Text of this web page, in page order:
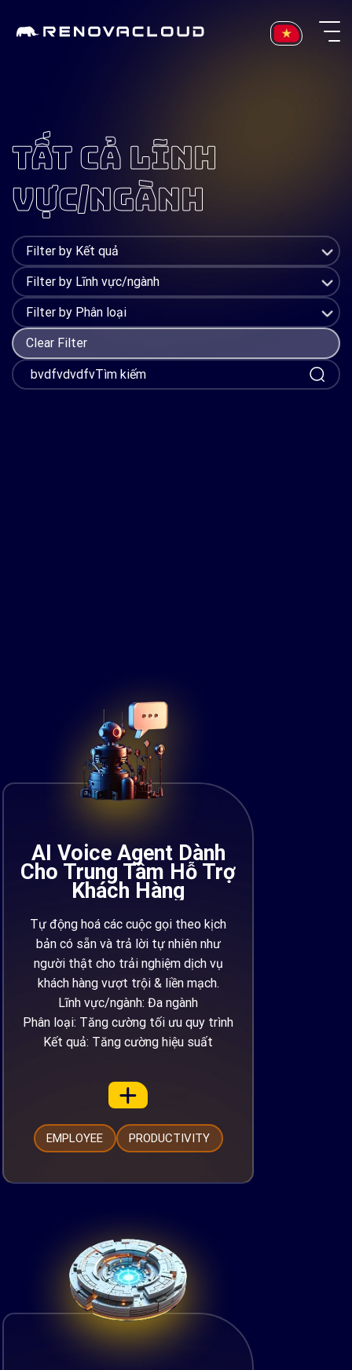
TẤT CẢ LĨNH
VỰC/NGÀNH
Clear Filter
AI Voice Agent Dành
Cho Trung Tâm Hỗ Trợ
Khách Hàng
Tự động hoá các cuộc gọi theo kịch
bản có sẵn và trả lời tự nhiên như
người thật cho trải nghiệm dịch vụ
khách hàng vượt trội & liền mạch.
Lĩnh vực/ngành: Đa ngành
Phân loại: Tăng cường tối ưu quy trình
Kết quả: Tăng cường hiệu suất
EMPLOYEE PRODUCTIVITY